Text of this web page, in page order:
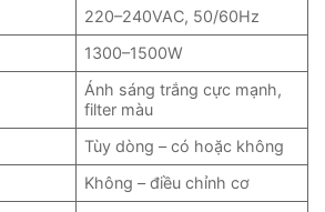
220–240VAC, 50/60Hz
1300–1500W
Ánh sáng trắng cực mạnh,
filter màu
Tùy dòng – có hoặc không
Không – điều chỉnh cơ